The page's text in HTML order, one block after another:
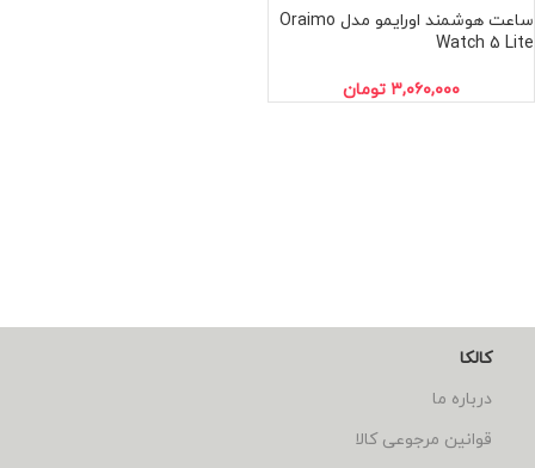
ساعت هوشمند اورایمو مدل Oraimo
Watch 5 Lite
۳,۰۶۰,۰۰۰ تومان
کالکا
درباره ما
قوانین مرجوعی کالا